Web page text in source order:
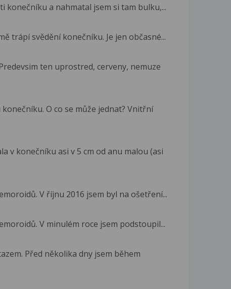
konečníku a nahmatal jsem si tam bulku,...
trápí svědění konečníku. Je jen občasné...
ten uprostred, cerveny, nemuze
O co se může jednat? Vnitřní
v konečníku asi v 5 cm od anu malou (asi
V říjnu 2016 jsem byl na ošetření...
V minulém roce jsem podstoupil...
Před několika dny jsem během